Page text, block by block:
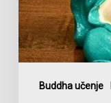
Buddha učenje